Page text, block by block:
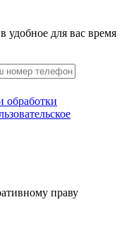
удобное для вас время
обработки
праву